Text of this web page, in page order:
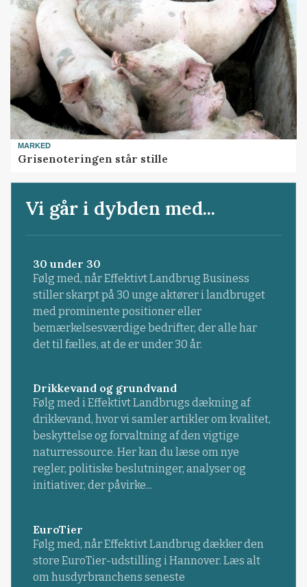
MARKED
Grisenoteringen står stille
Vi går i dybden med...
30 under 30
Følg med, når Effektivt Landbrug Business
stiller skarpt på 30 unge aktører i landbruget
med prominente positioner eller
bemærkelsesværdige bedrifter, der alle har
det til fælles, at de er under 30 år.
Drikkevand og grundvand
Følg med i Effektivt Landbrugs dækning af
drikkevand, hvor vi samler artikler om kvalitet,
beskyttelse og forvaltning af den vigtige
naturressource. Her kan du læse om nye
regler, politiske beslutninger, analyser og
initiativer, der påvirke...
EuroTier
Følg med, når Effektivt Landbrug dækker den
store EuroTier-udstilling i Hannover. Læs alt
om husdyrbranchens seneste